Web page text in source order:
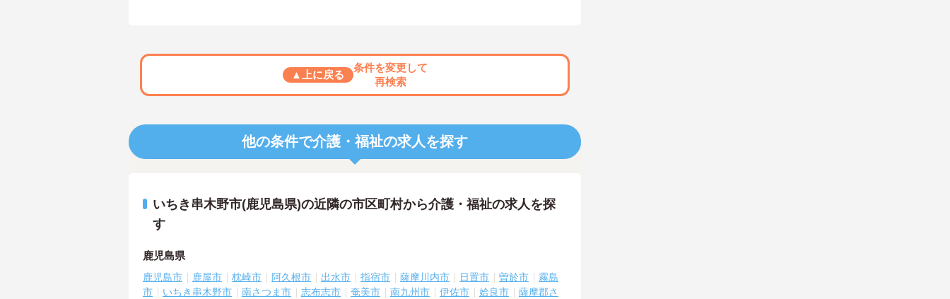
▲上に戻る
条件を変更して
再検索
他の条件で介護・福祉の求人を探す
いちき串木野市(鹿児島県)の近隣の市区町村から介護・福祉の求人を探
す
鹿児島県
鹿児島市 鹿屋市 枕崎市 阿久根市 出水市 指宿市 薩摩川内市 日置市 曽於市
霧島
市
いちき串木野市 南さつま市 志布志市 奄美市 南九州市 伊佐市 姶良市
薩摩郡さ